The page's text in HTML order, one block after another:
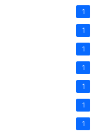
1
1
1
1
1
1
1